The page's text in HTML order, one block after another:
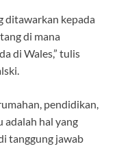
ditawarkan kepada
di mana
di Wales,” tulis
pendidikan,
adalah hal yang
tanggung jawab